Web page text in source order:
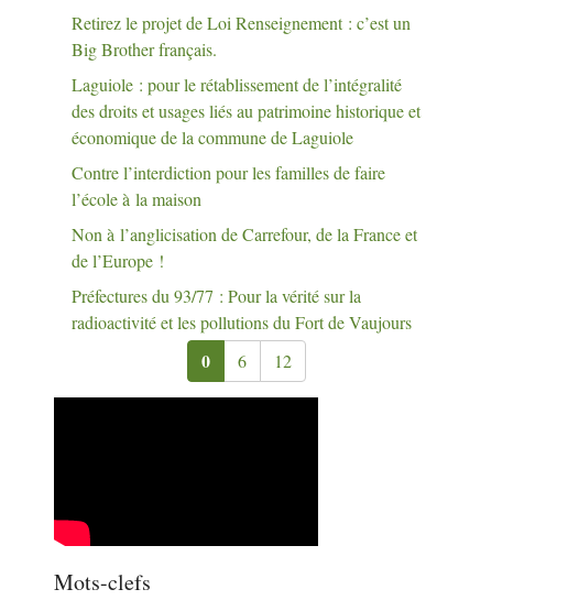
Retirez le projet de Loi Renseignement : c’est un
Big Brother français.
Laguiole : pour le rétablissement de l’intégralité
des droits et usages liés au patrimoine historique et
économique de la commune de Laguiole
Contre l’interdiction pour les familles de faire
l’école à la maison
Non à l’anglicisation de Carrefour, de la France et
de l’Europe !
Préfectures du 93/77 : Pour la vérité sur la
radioactivité et les pollutions du Fort de Vaujours
0 6 12
Mots-clefs